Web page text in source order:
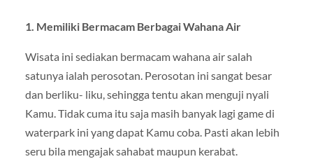
1. Memiliki Bermacam Berbagai Wahana Air
Wisata ini sediakan bermacam wahana air salah
satunya ialah perosotan. Perosotan ini sangat besar
dan berliku- liku, sehingga tentu akan menguji nyali
Kamu. Tidak cuma itu saja masih banyak lagi game di
waterpark ini yang dapat Kamu coba. Pasti akan lebih
seru bila mengajak sahabat maupun kerabat.